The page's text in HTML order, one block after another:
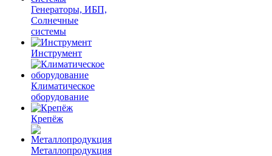
Генераторы, ИБП,
Солнечные
системы
Инструмент
Климатическое
оборудование
Крепёж
Металлопродукция